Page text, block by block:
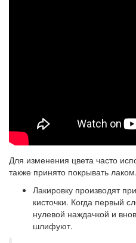
Для изменения цвета часто
также принято покрывать лаком.
Лакировку производят
кисточки. Когда первый
нулевой наждачкой и
шлифуют.